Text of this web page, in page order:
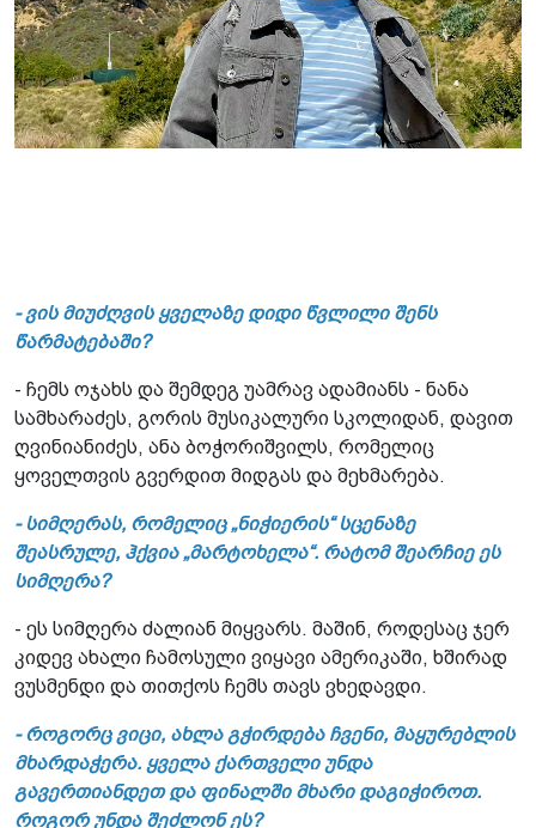
- ვის მიუძღვის ყველაზე დიდი წვლილი შენს
წარმატებაში?
- ჩემს ოჯახს და შემდეგ უამრავ ადამიანს - ნანა
სამხარაძეს, გორის მუსიკალური სკოლიდან, დავით
ღვინიანიძეს, ანა ბოჭორიშვილს, რომელიც
ყოველთვის გვერდით მიდგას და მეხმარება.
- სიმღერას, რომელიც „ნიჭიერის“ სცენაზე
შეასრულე, ჰქვია „მარტოხელა“. რატომ შეარჩიე ეს
სიმღერა?
- ეს სიმღერა ძალიან მიყვარს. მაშინ, როდესაც ჯერ
კიდევ ახალი ჩამოსული ვიყავი ამერიკაში, ხშირად
ვუსმენდი და თითქოს ჩემს თავს ვხედავდი.
- როგორც ვიცი, ახლა გჭირდება ჩვენი, მაყურებლის
მხარდაჭერა. ყველა ქართველი უნდა
გავერთიანდეთ და ფინალში მხარი დაგიჭიროთ.
როგორ უნდა შეძლონ ეს?